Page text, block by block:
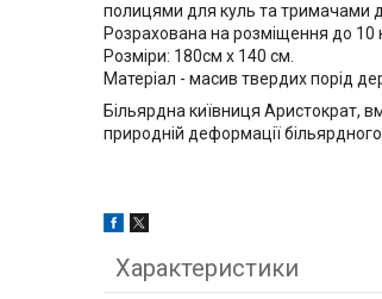
полицями для куль та тримачами
Розрахована на розміщення до 10
Розміри: 180см х 140 см.
Матеріал - масив твердих порід
Більярдна київниця Аристократ,
природній деформації
Характеристики